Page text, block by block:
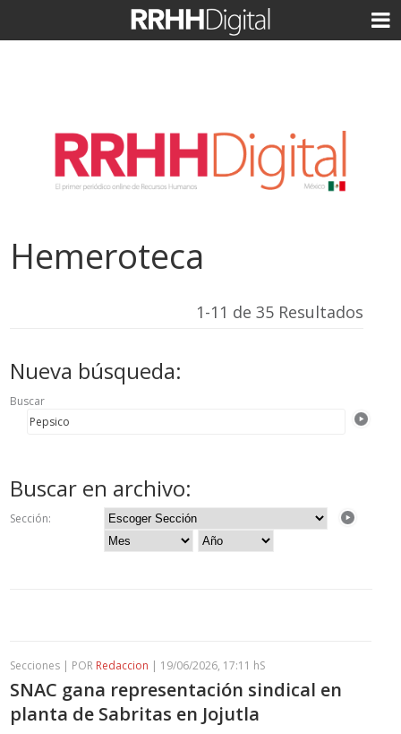
Hemeroteca
1-11 de 35 Resultados
Nueva búsqueda:
Buscar
Buscar en archivo:
Sección:
Secciones | POR Redaccion | 19/06/2026, 17:11 hS
SNAC gana representación sindical en
planta de Sabritas en Jojutla